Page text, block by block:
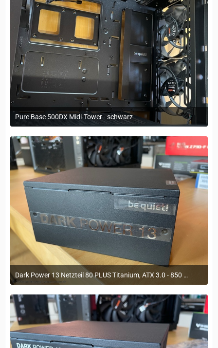
Pure Base 500DX Midi-Tower - schwarz
29. März 2023 um 11:20
Dark Power 13 Netzteil 80 PLUS Titanium, ATX 3.0 - 850 Watt
29. März 2023 um 11:20